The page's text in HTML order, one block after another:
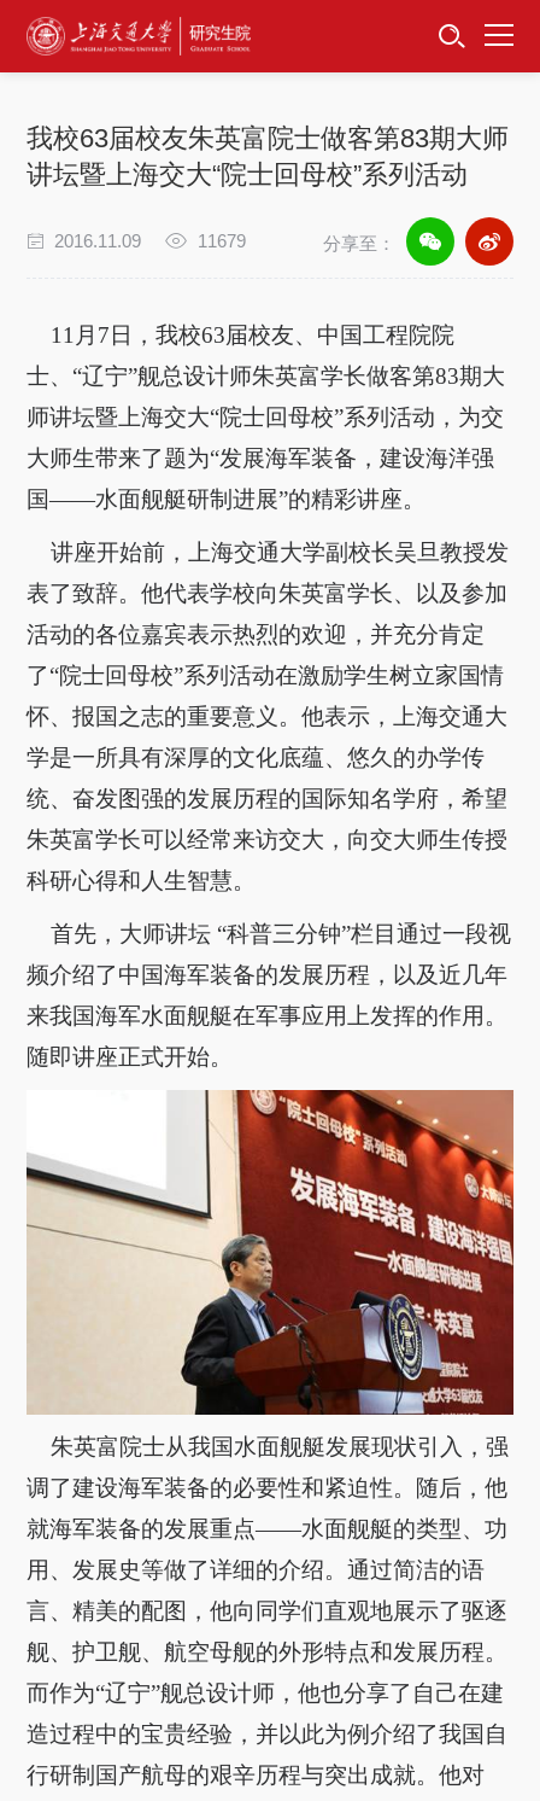
首页
招生工作
专项工作
信息公开
关于我们
信息系统
下载中心 联系我们 EN
我校63届校友朱英富院士做客第83期大师
讲坛暨上海交大“院士回母校”系列活动
2016.11.09 11679 分享至：
11 月 7 日，我校63届校友、中国工程院院
士、“辽宁”舰总设计师朱英富学长做客第83期大
师讲坛暨上海交大“院士回母校”系列活动，为交
大师生带来了题为“发展海军装备，建设海洋强
国——水面舰艇研制进展”的精彩讲座。
讲座开始前，上海交通大学副校长吴旦教授发
表了致辞。他代表学校向朱英富学长、以及参加
活动的各位嘉宾表示热烈的欢迎，并充分肯定
了“院士回母校”系列活动在激励学生树立家国情
怀、报国之志的重要意义。他表示，上海交通大
学是一所具有深厚的文化底蕴、悠久的办学传
统、奋发图强的发展历程的国际知名学府，希望
朱英富学长可以经常来访交大，向交大师生传授
科研心得和人生智慧。
首先，大师讲坛 “科普三分钟”栏目通过一段视
频介绍了中国海军装备的发展历程，以及近几年
来我国海军水面舰艇在军事应用上发挥的作用。
随即讲座正式开始。
朱英富院士从我国水面舰艇发展现状引入，强
调了建设海军装备的必要性和紧迫性。随后，他
就海军装备的发展重点——水面舰艇的类型、功
用、发展史等做了详细的介绍。通过简洁的语
言、精美的配图，他向同学们直观地展示了驱逐
舰、护卫舰、航空母舰的外形特点和发展历程。
而作为“辽宁”舰总设计师，他也分享了自己在建
造过程中的宝贵经验，并以此为例介绍了我国自
行研制国产航母的艰辛历程与突出成就。他对